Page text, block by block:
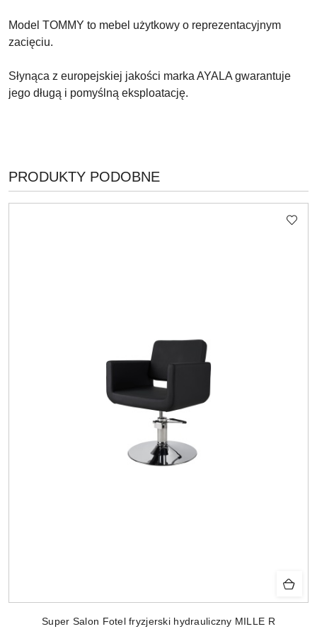
Model TOMMY to mebel użytkowy o reprezentacyjnym
zacięciu.
Słynąca z europejskiej jakości marka AYALA gwarantuje
jego długą i pomyślną eksploatację.
Pomiń karuzelę produktów
PRODUKTY
O
PRODUKTY PODOBNE
Super Salon Fotel fryzjerski hydrauliczny MILLE R